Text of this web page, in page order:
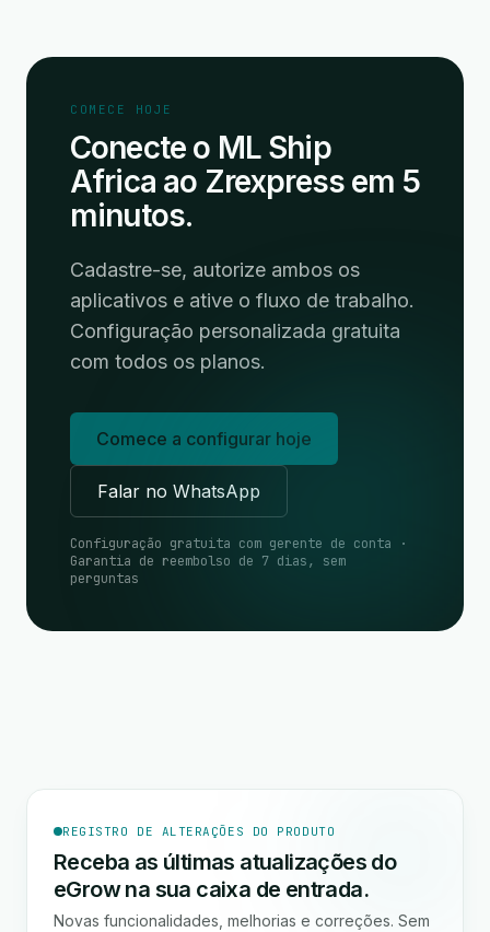
COMECE HOJE
Conecte o ML Ship
Africa ao Zrexpress em 5
minutos.
Cadastre-se, autorize ambos os
aplicativos e ative o fluxo de trabalho.
Configuração personalizada gratuita
com todos os planos.
Comece a configurar hoje
Falar no WhatsApp
Configuração gratuita com gerente de conta ·
Garantia de reembolso de 7 dias, sem
perguntas
REGISTRO DE ALTERAÇÕES DO PRODUTO
Receba as últimas atualizações do
eGrow na sua caixa de entrada.
Novas funcionalidades, melhorias e correções. Sem